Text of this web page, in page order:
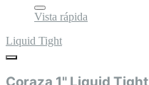
Vista rápida
Liquid Tight
Coraza 1" Liquid Tight